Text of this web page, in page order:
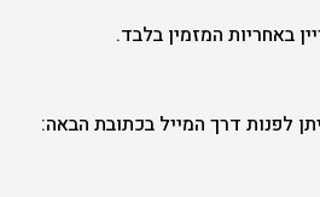
באחריות המזמין בלבד.
לפנות דרך המייל בכתובת הבאה: